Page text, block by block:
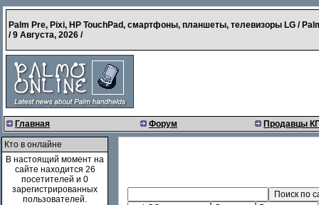
Palm Pre, Pixi, HP TouchPad, смартфоны, планшеты, телевизоры LG /
/9 Августа, 2026 /
Главная Форум Продавцы
Кто в онлайне
В настоящий момент на
сайте находится 26
посетителей и 0
зарегистрированных
пользователей.